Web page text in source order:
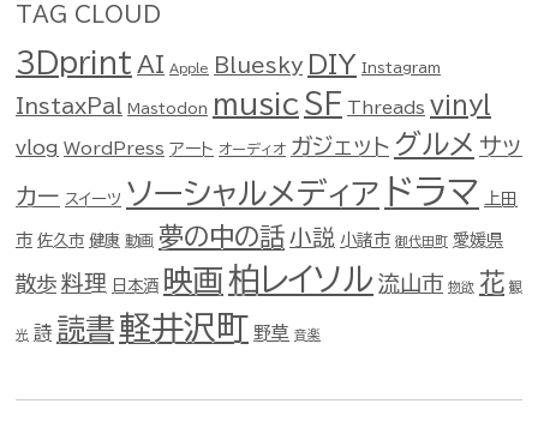
TAG CLOUD
3Dprint AI Apple Bluesky DIY Instagram
InstaxPal Mastodon music SF Threads vinyl
vlog WordPress アート オーディオ ガジェット グルメ サッ
カー スイーツ ソーシャルメディア ドラマ 上田
市 佐久市 健康 動画 夢の中の話 小説 小諸市 御代田町 愛媛県
散歩 料理 日本酒 映画 柏レイソル 流山市 物欲 花 観
光 詩 読書軽井沢町 野草 音楽